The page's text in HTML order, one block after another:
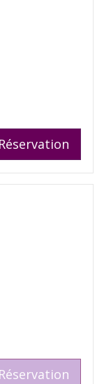
Réservation
Réservation